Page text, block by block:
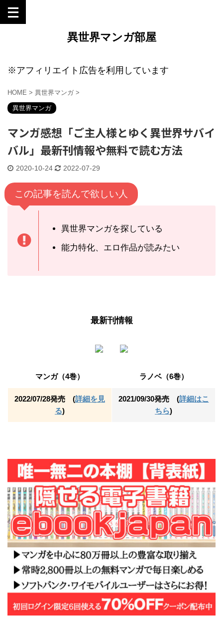
異世界マンガ部屋
※アフィリエイト広告を利用しています
HOME > 異世界マンガ >
異世界マンガ
マンガ感想「ご主人様とゆく異世界サバイ
バル」最新刊情報や無料で読む方法
2020-10-24 2022-07-29
この記事を読んで欲しい人
異世界マンガを探している
能力特化、エロ作品が読みたい
最新刊情報
マンガ（4巻） ラノベ（6巻）
2022/07/28発売 (詳細を見
る)
2021/09/30発売 (詳細はこ
ちら)